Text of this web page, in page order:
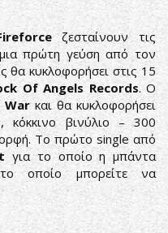
ζεσταίνουν τις
πρώτη γεύση από τον
θα κυκλοφορήσει στις 15
Of Angels Records. Ο
Warκαι θα κυκλοφορήσει
κόκκινο βινύλιο – 300
Το πρώτο single από
για το οποίο η μπάντα
οποίο μπορείτε να